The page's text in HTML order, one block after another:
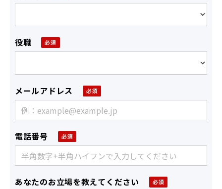
役職
メールアドレス
電話番号
あなたのお立場を教えてください